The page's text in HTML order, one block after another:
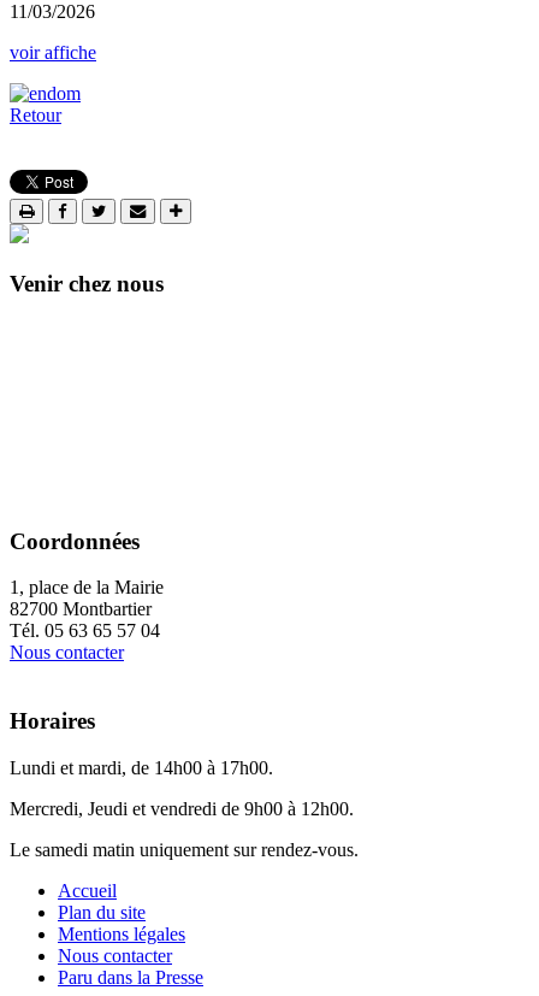
11/03/2026
voir affiche
Retour
Venir chez nous
Coordonnées
1, place de la Mairie
82700 Montbartier
Tél. 05 63 65 57 04
Nous contacter
Horaires
Lundi et mardi, de 14h00 à 17h00.
Mercredi, Jeudi et vendredi de 9h00 à 12h00.
Le samedi matin uniquement sur rendez-vous.
Accueil
Plan du site
Mentions légales
Nous contacter
Paru dans la Presse